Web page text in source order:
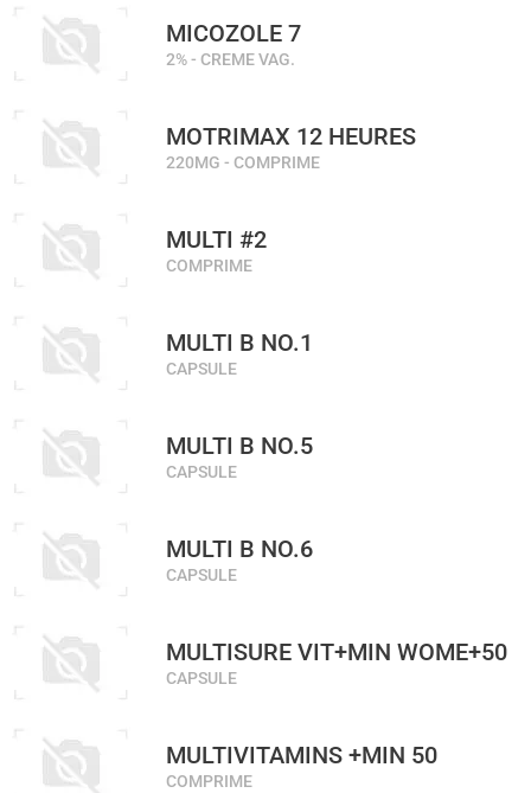
MICOZOLE 7
2% - CREME VAG.
MOTRIMAX 12 HEURES
220MG - COMPRIME
MULTI #2
COMPRIME
MULTI B NO.1
CAPSULE
MULTI B NO.5
CAPSULE
MULTI B NO.6
CAPSULE
MULTISURE VIT+MIN WOME+50
CAPSULE
MULTIVITAMINS +MIN 50
COMPRIME